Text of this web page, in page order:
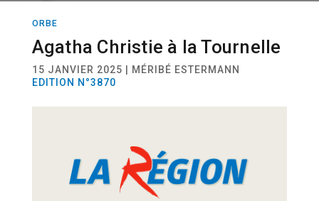
ORBE
Agatha Christie à la Tournelle
15 JANVIER 2025 | MÉRIBÉ ESTERMANN
EDITION N°3870